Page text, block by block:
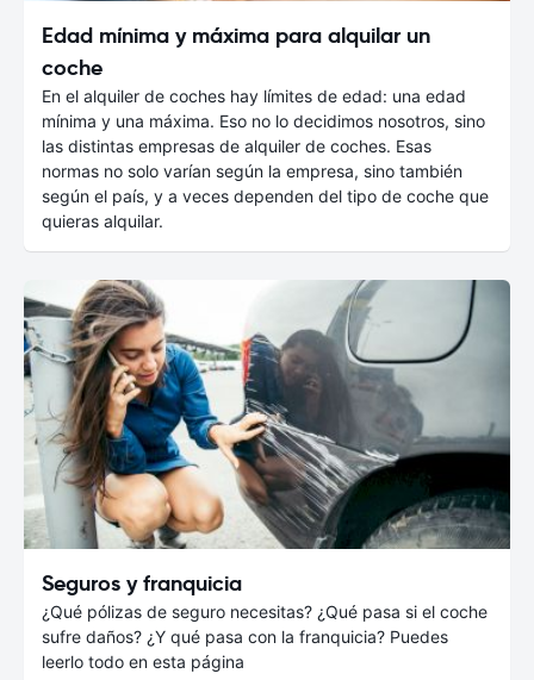
Edad mínima y máxima para alquilar un
coche
En el alquiler de coches hay límites de edad: una edad
mínima y una máxima. Eso no lo decidimos nosotros, sino
las distintas empresas de alquiler de coches. Esas
normas no solo varían según la empresa, sino también
según el país, y a veces dependen del tipo de coche que
quieras alquilar.
Seguros y franquicia
¿Qué pólizas de seguro necesitas? ¿Qué pasa si el coche
sufre daños? ¿Y qué pasa con la franquicia? Puedes
leerlo todo en esta página